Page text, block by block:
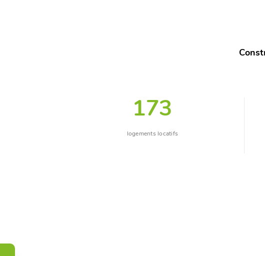
173
logements locatifs